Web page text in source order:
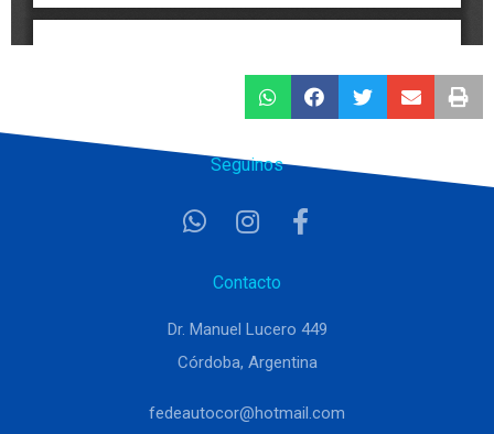
Seguinos
Contacto
Dr. Manuel Lucero 449
Córdoba, Argentina
fedeautocor@hotmail.com